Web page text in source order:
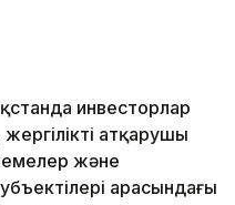
инвесторлар
атқарушы
және
арасындағы